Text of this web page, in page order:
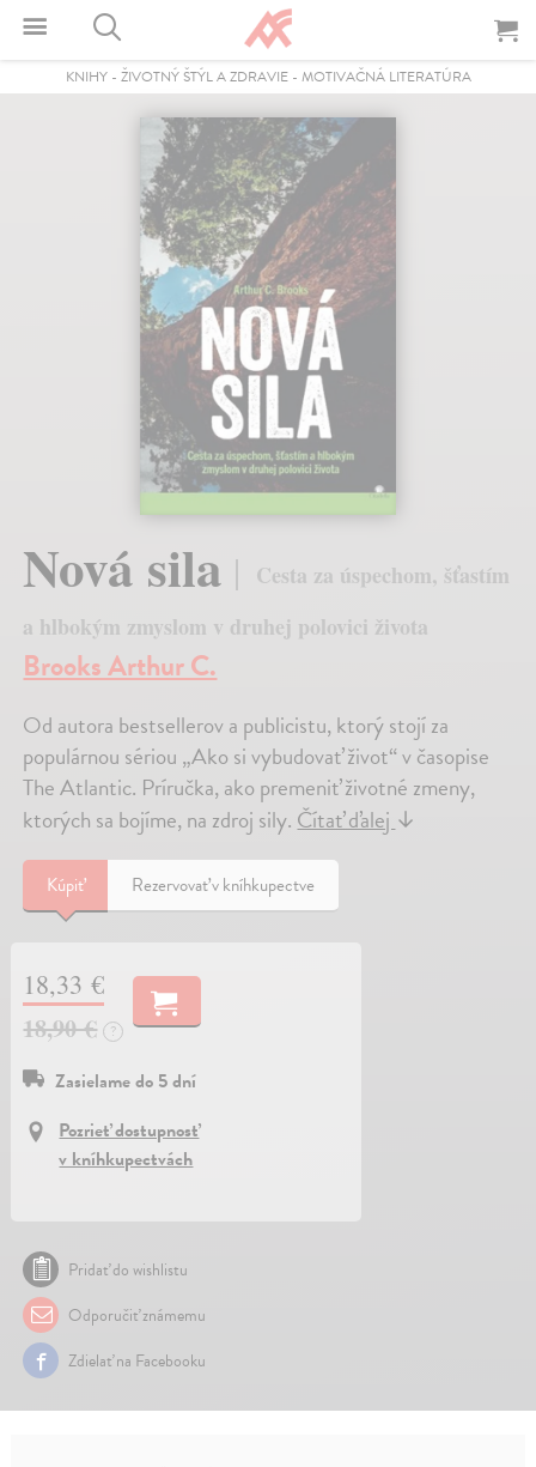
KNIHY- ŽIVOTNÝ ŠTÝL A ZDRAVIE- MOTIVAČNÁ LITERATÚRA
Nová sila
Cesta za úspechom, šťastím
a hlbokým zmyslom v druhej polovici života
Brooks Arthur C.
Od autora bestsellerov a publicistu, ktorý stojí za
populárnou sériou „Ako si vybudovať život“ v časopise
The Atlantic. Príručka, ako premeniť životné zmeny,
ktorých sa bojíme, na zdroj sily.Čítať ďalej↓
Kúpiť Rezervovať v kníhkupectve
18,33 €
18,90 €
?
Zasielame do 5 dní
Pozrieť dostupnosť
v kníhkupectvách
Pridať do wishlistu
Odporučiť známemu
Zdielať na Facebooku